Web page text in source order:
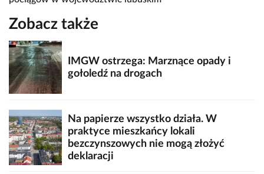
Zobacz także
IMGW ostrzega: Marznące opady i
gołoledź na drogach
Na papierze wszystko działa. W
praktyce mieszkańcy lokali
bezczynszowych nie mogą złożyć
deklaracji